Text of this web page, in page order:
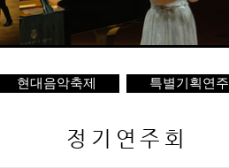
현대음악축제 특별기획연주
정기연주회